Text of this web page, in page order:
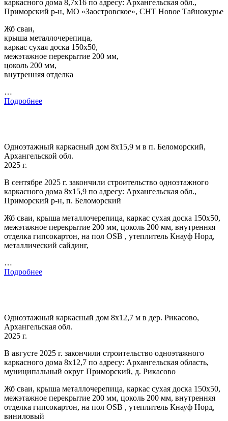
каркасного дома 8,7х16 по адресу: Архангельская обл.,
Приморский р-н, МО «Заостровское», СНТ Новое Тайнокурье
Жб сваи,
крыша металлочерепица,
каркас сухая доска 150х50,
межэтажное перекрытие 200 мм,
цоколь 200 мм,
внутренняя отделка
…
Подробнее
Одноэтажный каркасный дом 8х15,9 м в п. Беломорский,
Архангельской обл.
2025 г.
В сентябре 2025 г. закончили строительство одноэтажного
каркасного дома 8х15,9 по адресу: Архангельская обл.,
Приморский р-н, п. Беломорский
Жб сваи, крыша металлочерепица, каркас сухая доска 150х50,
межэтажное перекрытие 200 мм, цоколь 200 мм, внутренняя
отделка гипсокартон, на пол OSB , утеплитель Кнауф Норд,
металлический сайдинг,
…
Подробнее
Одноэтажный каркасный дом 8х12,7 м в дер. Рикасово,
Архангельская обл.
2025 г.
В августе 2025 г. закончили строительство одноэтажного
каркасного дома 8х12,7 по адресу: Архангельская область,
муниципальный округ Приморский, д. Рикасово
Жб сваи, крыша металлочерепица, каркас сухая доска 150х50,
межэтажное перекрытие 200 мм, цоколь 200 мм, внутренняя
отделка гипсокартон, на пол OSB , утеплитель Кнауф Норд,
виниловый